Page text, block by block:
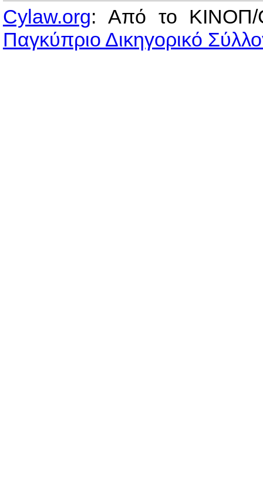
Cylaw.org: Από το
Παγκύπριο Δικηγορικό